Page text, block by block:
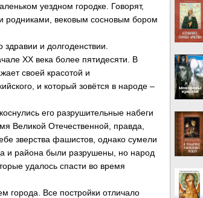
уездном городке. Говорят,
родниками, вековым сосновым бором
и долгоденствии.
ХХ века более пятидесяти. В
своей красотой и
и который зовётся в народе –
его разрушительные набеги
Великой Отечественной, правда,
зверства фашистов, однако сумели
и района были разрушены, но народ
удалось спасти во время
города. Все постройки отличало